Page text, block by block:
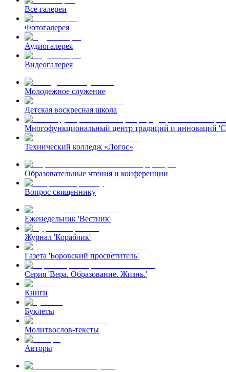
Все галереи
Фотогалерея
Аудиогалерея
Видеогалерея
Молодежное служение
Детская воскресная школа
Многофункциональный центр традиций и инноваций
Технический колледж «Логос»
Образовательные чтения и конференции
Вопрос священнику
Еженедельник 'Вестник'
Журнал 'Кораблик'
Газета 'Боровский просветитель'
Серия 'Вера. Образование. Жизнь.'
Книги
Буклеты
Молитвослов-тексты
Авторы